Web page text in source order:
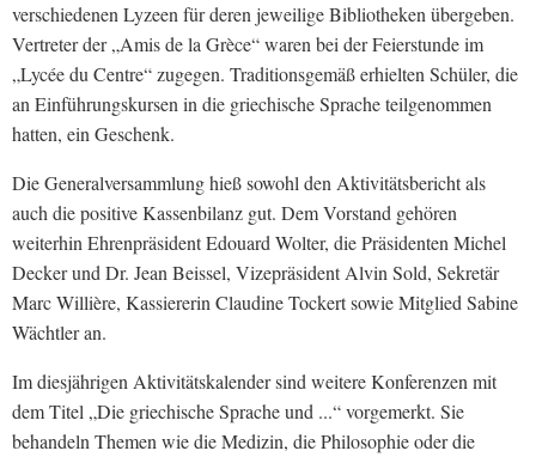
verschiedenen Lyzeen für deren jeweilige Bibliotheken übergeben.
Vertreter der „Amis de la Grèce“ waren bei der Feierstunde im
„Lycée du Centre“ zugegen. Traditionsgemäß erhielten Schüler, die
an Einführungskursen in die griechische Sprache teilgenommen
hatten, ein Geschenk.
Die Generalversammlung hieß sowohl den Aktivitätsbericht als
auch die positive Kassenbilanz gut. Dem Vorstand gehören
weiterhin Ehrenpräsident Edouard Wolter, die Präsidenten Michel
Decker und Dr. Jean Beissel, Vizepräsident Alvin Sold, Sekretär
Marc Willière, Kassiererin Claudine Tockert sowie Mitglied Sabine
Wächtler an.
Im diesjährigen Aktivitätskalender sind weitere Konferenzen mit
dem Titel „Die griechische Sprache und ...“ vorgemerkt. Sie
behandeln Themen wie die Medizin, die Philosophie oder die